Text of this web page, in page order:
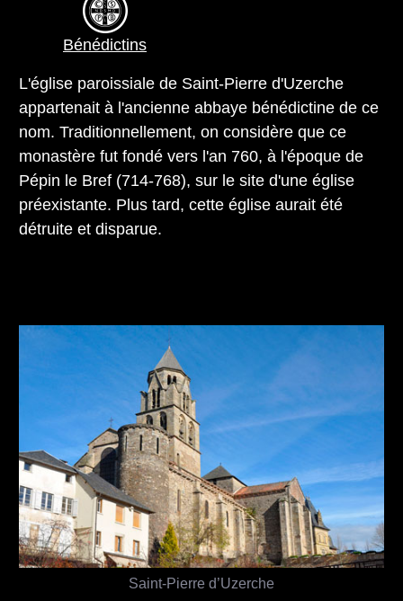
Bénédictins
L'église paroissiale de Saint-Pierre d'Uzerche
appartenait à l'ancienne abbaye bénédictine de ce
nom. Traditionnellement, on considère que ce
monastère fut fondé vers l'an 760, à l'époque de
Pépin le Bref (714-768), sur le site d'une église
préexistante. Plus tard, cette église aurait été
détruite et disparue.
Saint-Pierre d’Uzerche